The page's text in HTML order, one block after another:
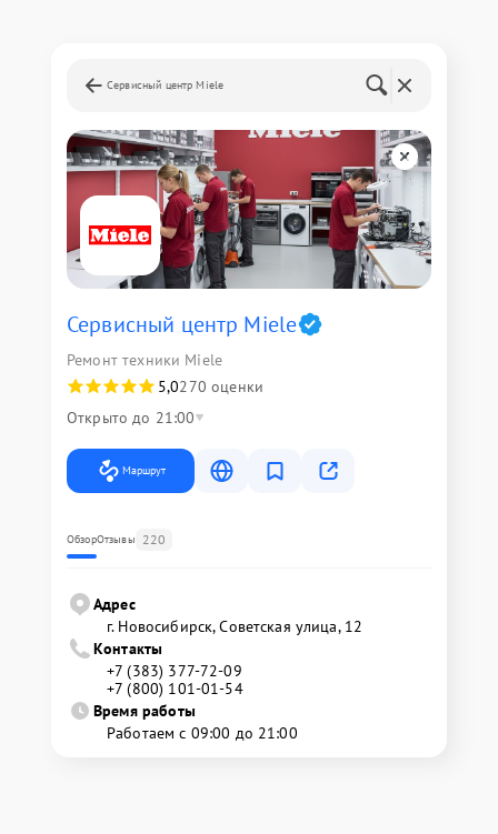
Сервисный центр Miele
Сервисный центр Miele
Ремонт техники Miele
5,0270 оценки
Открыто до 21:00
Маршрут
ОбзорОтзывы 220
Адрес
г. Новосибирск, Советская улица, 12
Контакты
+7 (383) 377-72-09
+7 (800) 101-01-54
Время работы
Работаем с 09:00 до 21:00